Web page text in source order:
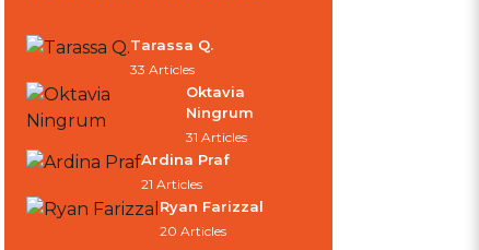
Tarassa Q.
33 Articles
Oktavia
Ningrum
31 Articles
Ardina Praf
21 Articles
Ryan Farizzal
20 Articles